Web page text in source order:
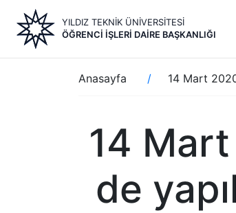
içeriğe
YILDIZ TEKNİK ÜNİVERSİTESİ
ÖĞRENCI İŞLERI DAIRE BAŞKANLIĞI
Sayfa
yolu
Anasayfa 14 Mart
14
de